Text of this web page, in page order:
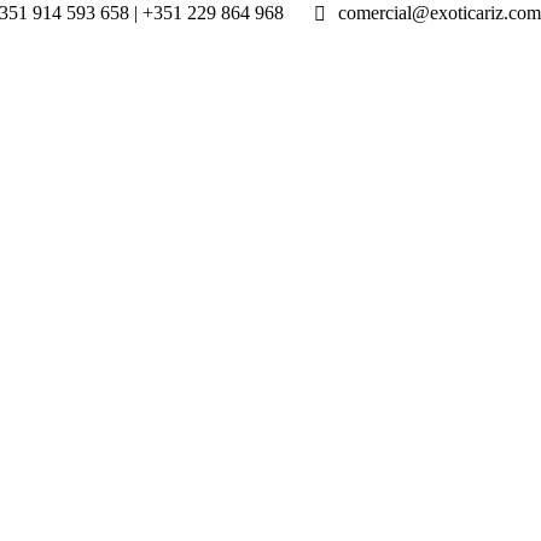
914 593 658 | +351 229 864 968 comercial@exoticariz.com